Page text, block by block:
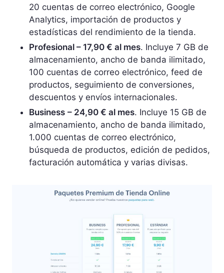
20 cuentas de correo electrónico, Google
Analytics, importación de productos y
estadísticas del rendimiento de la tienda.
Profesional – 17,90 € al mes. Incluye 7 GB de
almacenamiento, ancho de banda ilimitado,
100 cuentas de correo electrónico, feed de
productos, seguimiento de conversiones,
descuentos y envíos internacionales.
Business – 24,90 € al mes. Incluye 15 GB de
almacenamiento, ancho de banda ilimitado,
1.000 cuentas de correo electrónico,
búsqueda de productos, edición de pedidos,
facturación automática y varias divisas.